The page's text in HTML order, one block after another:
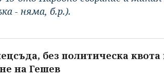
- няма, б.р.).
без политическа квота
на Гешев